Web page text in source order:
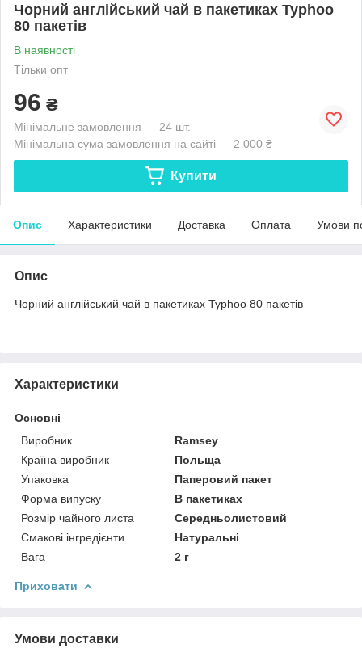
Чорний англійський чай в пакетиках Typhoo
80 пакетів
В наявності
Тільки опт
96 ₴
Мінімальне замовлення — 24 шт.
Мінімальна сума замовлення на сайті — 2 000 ₴
Купити
Опис Характеристики Доставка Оплата Умови
Опис
Чорний англійський чай в пакетиках Typhoo 80 пакетів
Характеристики
Основні
Виробник
Ramsey
Країна виробник
Польща
Упаковка
Паперовий пакет
Форма випуску
В пакетиках
Розмір чайного листа
Середньолистовий
Смакові інгредієнти
Натуральні
Вага
2 г
Приховати
Умови доставки